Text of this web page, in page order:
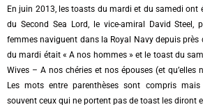
En juin 2013, les toasts du mardi et du samedi ont
du Second Sea Lord, le vice-amiral David Steel,
femmes naviguent dans la Royal Navy depuis près
du mardi était « A nos hommes » et le toast du
Wives – A nos chéries et nos épouses (et qu’elles
Les mots entre parenthèses sont compris
souvent ceux qui ne portent pas de toast les diront